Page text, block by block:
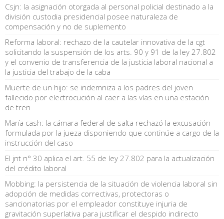
Csjn: la asignación otorgada al personal policial destinado a la
división custodia presidencial posee naturaleza de
compensación y no de suplemento
Reforma laboral: rechazo de la cautelar innovativa de la cgt
solicitando la suspensión de los arts. 90 y 91 de la ley 27.802
y el convenio de transferencia de la justicia laboral nacional a
la justicia del trabajo de la caba
Muerte de un hijo: se indemniza a los padres del joven
fallecido por electrocución al caer a las vías en una estación
de tren
María cash: la cámara federal de salta rechazó la excusación
formulada por la jueza disponiendo que continúe a cargo de la
instrucción del caso
El jnt n° 30 aplica el art. 55 de ley 27.802 para la actualización
del crédito laboral
Mobbing: la persistencia de la situación de violencia laboral sin
adopción de medidas correctivas, protectoras o
sancionatorias por el empleador constituye injuria de
gravitación superlativa para justificar el despido indirecto